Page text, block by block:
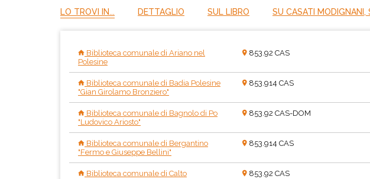
LO TROVI IN... DETTAGLIO SUL LIBRO SU CASATI MODIGNANI,
Biblioteca comunale di Ariano nel
Polesine
853.92 CAS
Biblioteca comunale di Badia Polesine
"Gian Girolamo Bronziero"
853.914 CAS
Biblioteca comunale di Bagnolo di Po
"Ludovico Ariosto"
853.92 CAS-DOM
Biblioteca comunale di Bergantino
"Fermo e Giuseppe Bellini"
853.914 CAS
Biblioteca comunale di Calto 853.92 CAS